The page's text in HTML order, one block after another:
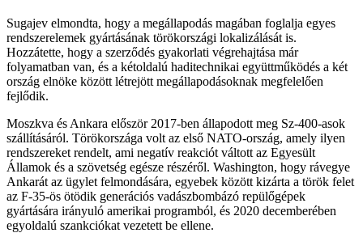
Sugajev elmondta, hogy a megállapodás magában foglalja egyes
rendszerelemek gyártásának törökországi lokalizálását is.
Hozzátette, hogy a szerződés gyakorlati végrehajtása már
folyamatban van, és a kétoldalú haditechnikai együttműködés a két
ország elnöke között létrejött megállapodásoknak megfelelően
fejlődik.
Moszkva és Ankara először 2017-ben állapodott meg Sz-400-asok
szállításáról. Törökországa volt az első NATO-ország, amely ilyen
rendszereket rendelt, ami negatív reakciót váltott az Egyesült
Államok és a szövetség egésze részéről. Washington, hogy rávegye
Ankarát az ügylet felmondására, egyebek között kizárta a török felet
az F-35-ös ötödik generációs vadászbombázó repülőgépek
gyártására irányuló amerikai programból, és 2020 decemberében
egyoldalú szankciókat vezetett be ellene.